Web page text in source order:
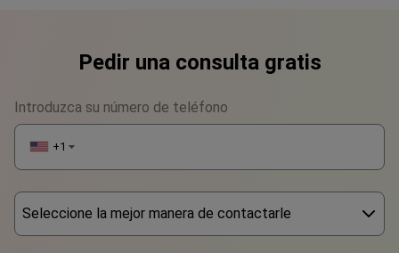
Pedir una consulta gratis
Introduzca su número de teléfono
+1 ▼
Seleccione la mejor manera de contactarle